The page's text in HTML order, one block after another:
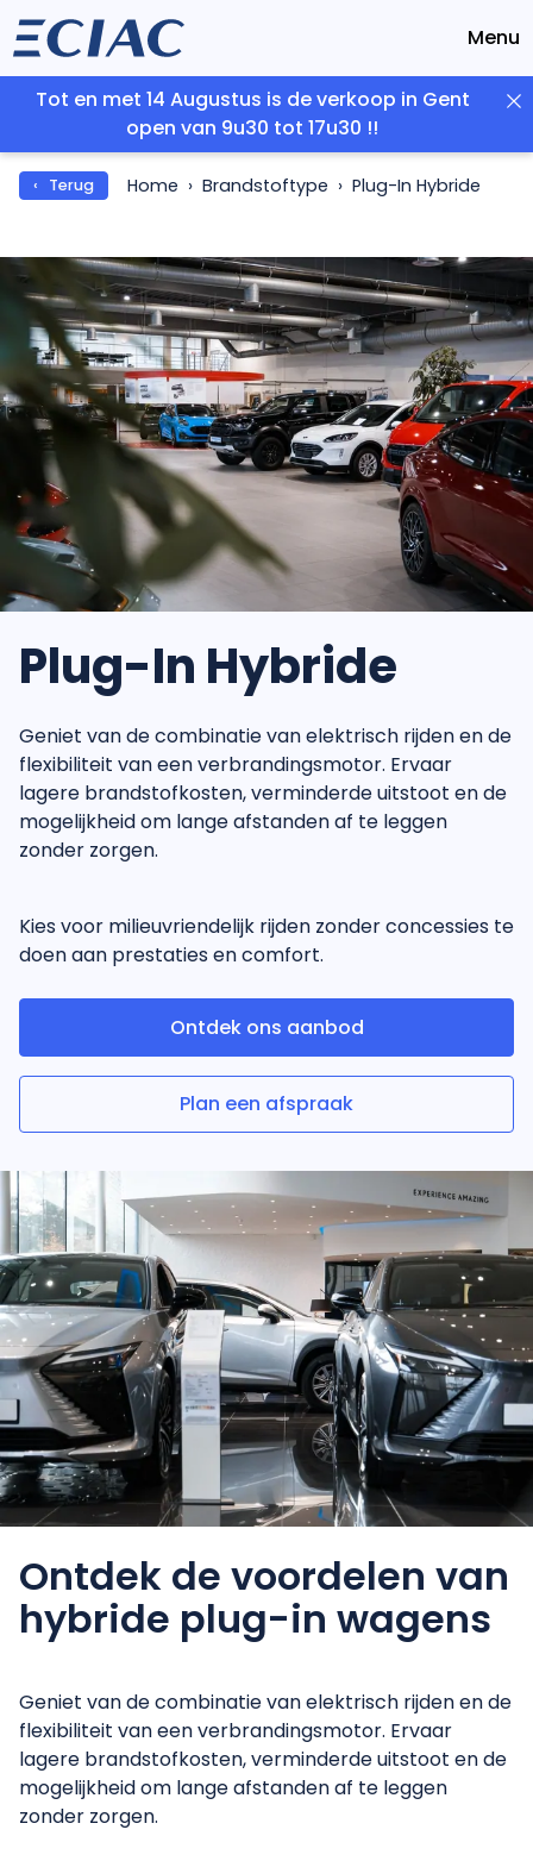
Menu
Tot en met 14 Augustus is de verkoop in Gent
open van 9u30 tot 17u30 !!
‹ Terug Home Brandstoftype Plug-In Hybride
Plug-In Hybride
Geniet van de combinatie van elektrisch rijden en de
flexibiliteit van een verbrandingsmotor. Ervaar
lagere brandstofkosten, verminderde uitstoot en de
mogelijkheid om lange afstanden af te leggen
zonder zorgen.
Kies voor milieuvriendelijk rijden zonder concessies te
doen aan prestaties en comfort.
Ontdek ons aanbod
Plan een afspraak
Ontdek de voordelen van
hybride plug-in wagens
Geniet van de combinatie van elektrisch rijden en de
flexibiliteit van een verbrandingsmotor. Ervaar
lagere brandstofkosten, verminderde uitstoot en de
mogelijkheid om lange afstanden af te leggen
zonder zorgen.